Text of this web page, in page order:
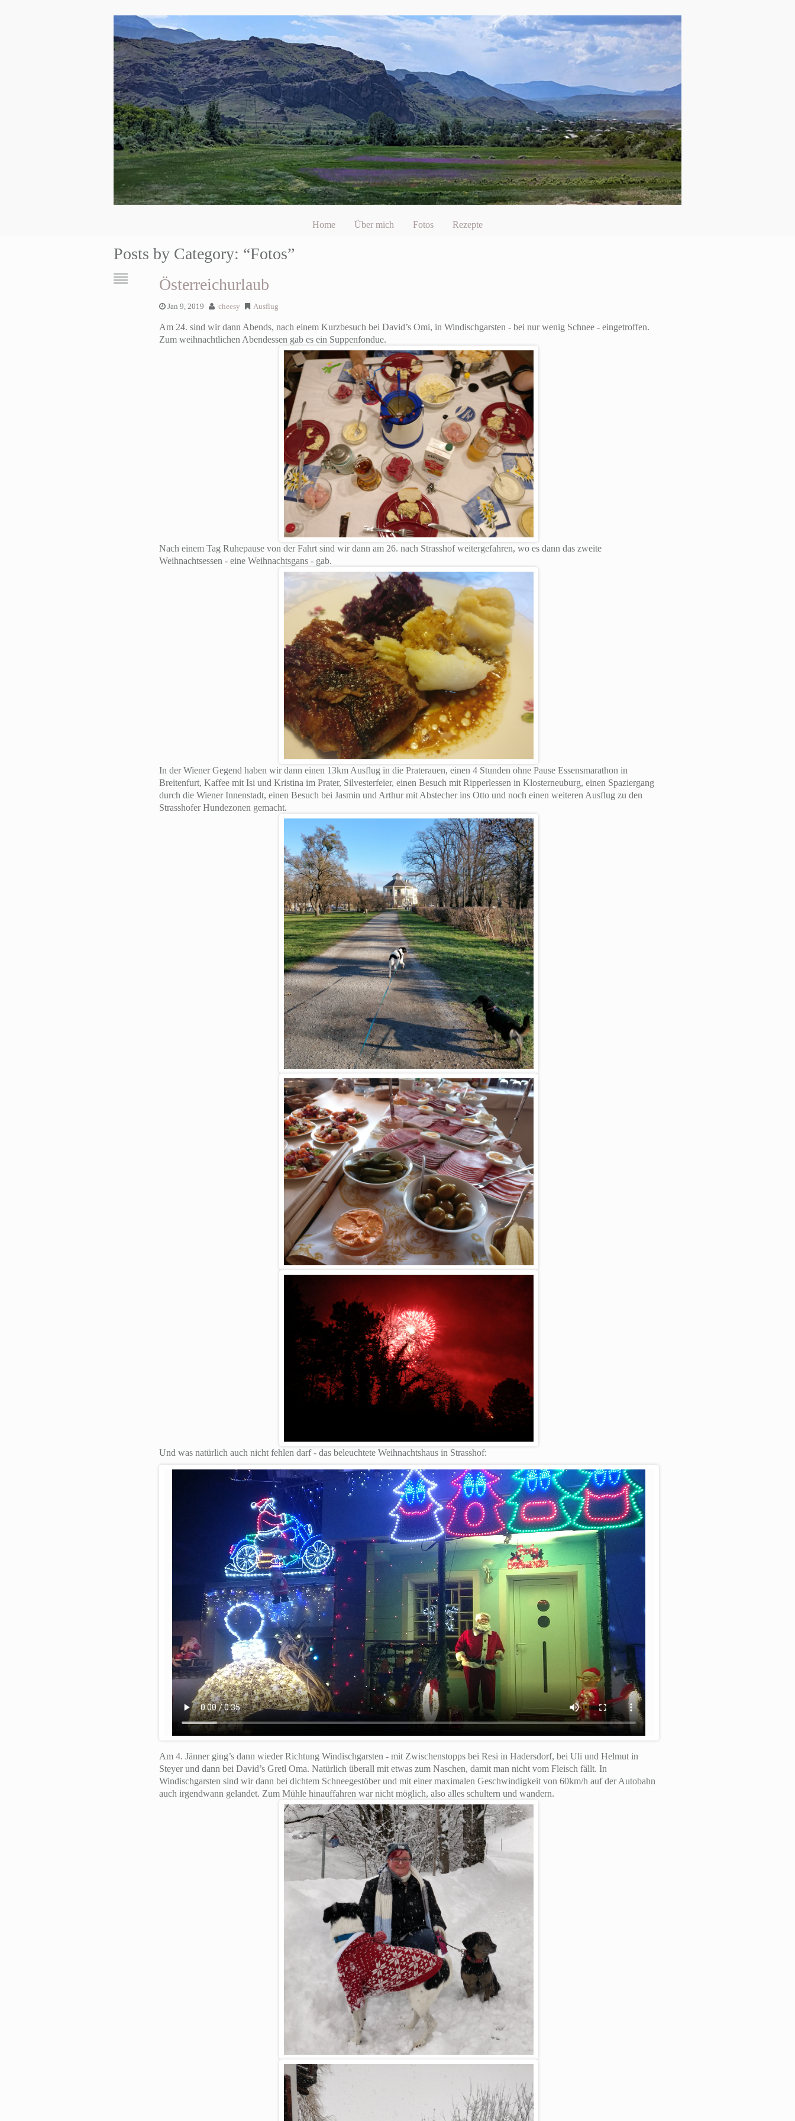
Home Über mich Fotos Rezepte
Posts by Category: “Fotos”
Österreichurlaub
Jan 9, 2019 cheesy Ausflug
Am 24. sind wir dann Abends, nach einem Kurzbesuch bei David’s Omi, in Windischgarsten - bei nur wenig Schnee - eingetroffen.
Zum weihnachtlichen Abendessen gab es ein Suppenfondue.
Nach einem Tag Ruhepause von der Fahrt sind wir dann am 26. nach Strasshof weitergefahren, wo es dann das zweite
Weihnachtsessen - eine Weihnachtsgans - gab.
In der Wiener Gegend haben wir dann einen 13km Ausflug in die Praterauen, einen 4 Stunden ohne Pause Essensmarathon in
Breitenfurt, Kaffee mit Isi und Kristina im Prater, Silvesterfeier, einen Besuch mit Ripperlessen in Klosterneuburg, einen Spaziergang
durch die Wiener Innenstadt, einen Besuch bei Jasmin und Arthur mit Abstecher ins Otto und noch einen weiteren Ausflug zu den
Strasshofer Hundezonen gemacht.
Und was natürlich auch nicht fehlen darf - das beleuchtete Weihnachtshaus in Strasshof:
Am 4. Jänner ging’s dann wieder Richtung Windischgarsten - mit Zwischenstopps bei Resi in Hadersdorf, bei Uli und Helmut in
Steyer und dann bei David’s Gretl Oma. Natürlich überall mit etwas zum Naschen, damit man nicht vom Fleisch fällt. In
Windischgarsten sind wir dann bei dichtem Schneegestöber und mit einer maximalen Geschwindigkeit von 60km/h auf der Autobahn
auch irgendwann gelandet. Zum Mühle hinauffahren war nicht möglich, also alles schultern und wandern.